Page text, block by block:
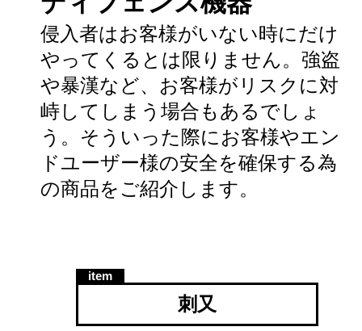
侵入者はお客様がいない時にだけ
やってくるとは限りません。強盗
や暴漢など、お客様がリスクに対
峙してしまう場合もあるでしょ
う。そういった際にお客様やエン
ドユーザー様の安全を確保する為
の商品をご紹介します。
刺又